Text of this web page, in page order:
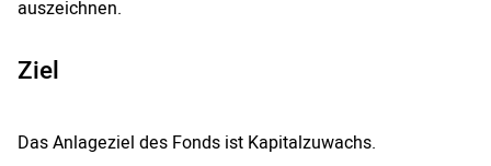
auszeichnen.
Ziel
Das Anlageziel des Fonds ist Kapitalzuwachs.